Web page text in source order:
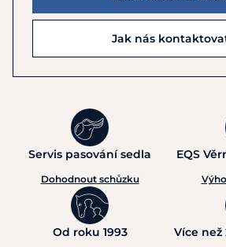
obnova pasáže. Po operacích kolik
zařazeno v okamžiku, kdy je trávicí
Psyllium je hlavní volbou všude tam,
traktu hromadí písek nebo je na něj
písku z trávicího traktu. Hydratované
na sebe nabaluje písčité částice a
vyloučení. K orientačnímu hodnocení
využívámesedimentační test, který
Jak nás
Servis pasování sedla
Dohodnout schůzku
EQS
Od roku 1993 Více